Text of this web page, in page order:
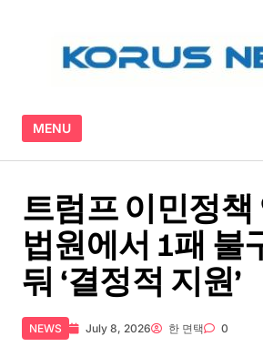
MENU
트럼프 이민정책
법원에서 1패 불
둬 ‘결정적 지원’
NEWS July 8, 2026 한 면택 0